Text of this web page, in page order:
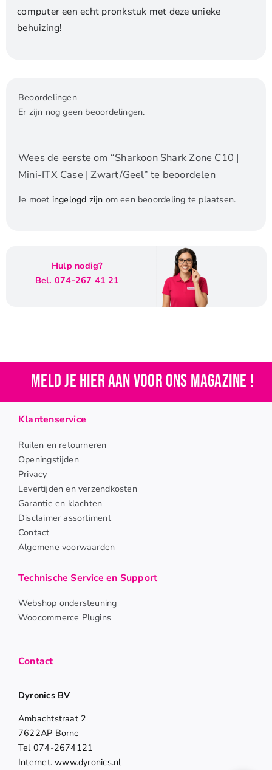
computer een echt pronkstuk met deze unieke
behuizing!
Beoordelingen
Er zijn nog geen beoordelingen.
Wees de eerste om “Sharkoon Shark Zone C10 |
Mini-ITX Case | Zwart/Geel” te beoordelen
Je moet ingelogd zijn om een beoordeling te plaatsen.
Hulp nodig?
Bel. 074-267 41 21
Meld je hier aan voor ons magazine !
Klantenservice
Ruilen en retourneren
Openingstijden
Privacy
Levertijden en verzendkosten
Garantie en klachten
Disclaimer assortiment
Contact
Algemene voorwaarden
Technische Service en Support
Webshop ondersteuning
Woocommerce Plugins
Contact
Dyronics BV
Ambachtstraat 2
7622AP Borne
Tel 074-2674121
Internet. www.dyronics.nl